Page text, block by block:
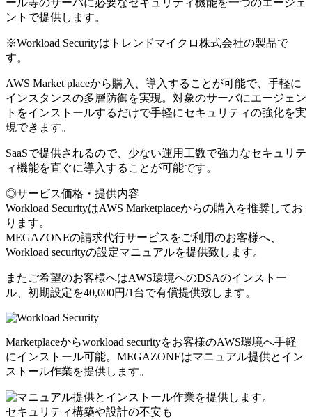
ントで提供します。
※Workload Securityはトレンドマイクロ株式会社の製品で
す。
AWS Market placeから購入、導入することが可能で、手軽に
インスタンスの多層防御を実現。対象のサーバにエージェン
トをインストールするだけで手軽にセキュリティの強化を実
現できます。
SaaSで提供されるので、少ない運用工数で強力なセキュリテ
ィ機能を直ぐに導入することが可能です。
◎サービス価格・提供内容
Workload SecurityはAWS Marketplaceからの購入を推奨してお
ります。
MEGAZONEの請求代行サービスをご利用のお客様へ、
Workload securityの設定マニュアルを提供致します。
またご希望のお客様へはAWS環境へのDSAのインストー
ル、初期設定を40,000円/1台で有償提供致します。
Marketplaceからworkload securityをお客様のAWS環境へ手軽
にインストール可能。MEGAZONEはマニュアル提供とイン
ストール作業を提供します。
セキュリティ構築や設計の不安も